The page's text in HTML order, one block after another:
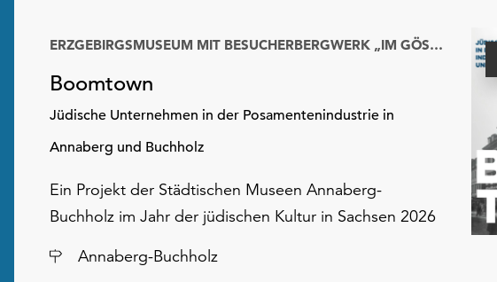
Boomtown
Jüdische Unternehmen in der Posamentenindustrie in
Annaberg und Buchholz
ERZGEBIRGSMUSEUM MIT BESUCHERBERGWERK „IM GÖSSNER“
Ein Projekt der Städtischen Museen Annaberg-
Buchholz im Jahr der jüdischen Kultur in Sachsen 2026
Ort
Annaberg-Buchholz